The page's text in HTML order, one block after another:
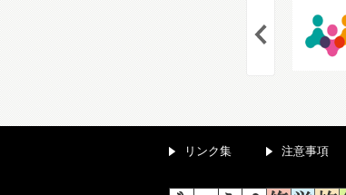
リンク集 注意事項